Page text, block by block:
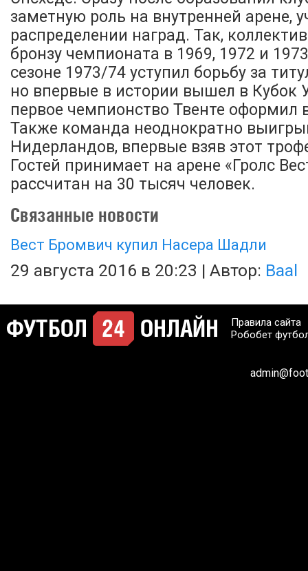
заметную роль на внутренней арене,
распределении наград. Так,
бронзу чемпионата в 1969, 1972 и
сезоне 1973/74 уступил борьбу за
но впервые в истории вышел в Кубок
первое чемпионство Твенте оформил
Также команда неоднократно
Нидерландов, впервые взяв этот
Гостей принимает на арене «Гролс
рассчитан на 30 тысяч человек.
Связанные новости
Вест Бромвич купил Насера Шадли
29 августа 2016 в 20:23 | Автор: Baal
Правила сайта
Робобет